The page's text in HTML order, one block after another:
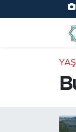
Trafik
TFF 2.Lig
Haber